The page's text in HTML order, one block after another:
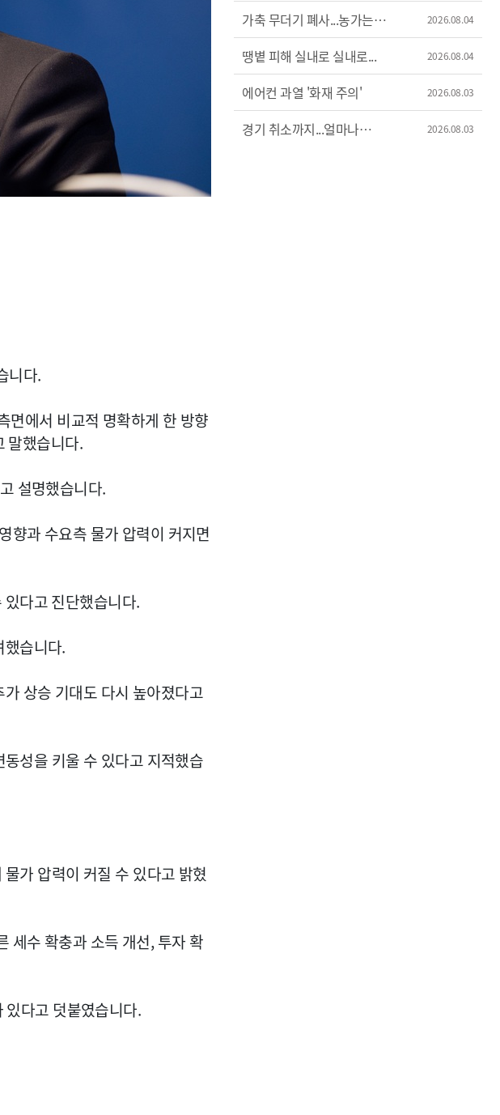
니다.
면에서 비교적 명확하게 한 방향
말했습니다.
설명했습니다.
향과 수요측 물가 압력이 커지면
다고 진단했습니다.
습니다.
상승 기대도 다시 높아졌다고
성을 키울 수 있다고 지적했습
가 압력이 커질 수 있다고 밝혔
세수 확충과 소득 개선, 투자 확
있다고 덧붙였습니다.
가축 무더기 폐사...농가는
폭염과의 사투
2026.08.04
땡볕 피해 실내로 실내로... 2026.08.04
에어컨 과열 '화재 주의' 2026.08.03
경기 취소까지...얼마나
2026.08.03